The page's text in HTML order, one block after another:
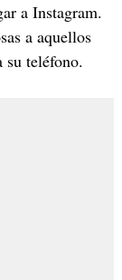
a Instagram.
a aquellos
su teléfono.